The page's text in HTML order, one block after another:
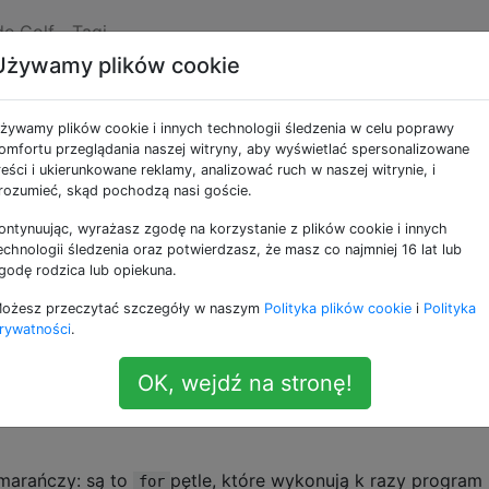
Golf Tagi
temat kodowania
rozwiązujący
króliczka, aby mógł zjeść wszystkie marchewki. Istnieją 4
są to for pętle, które wykonują k razy program
plików cookie
plików cookie i innych technologii śledzenia w celu poprawy
przeglądania naszej witryny, aby wyświetlać spersonalizowane
i ukierunkowane reklamy, analizować ruch w naszej witrynie, i
skąd pochodzą nasi goście.
wyrażasz zgodę na korzystanie z plików cookie i innych
śledzenia oraz potwierdzasz, że masz co najmniej 16 lat lub
rodzica lub opiekuna.
przeczytać szczegóły w naszym Polityka plików cookie i Polityka
.
OK, wejdź na stronę!